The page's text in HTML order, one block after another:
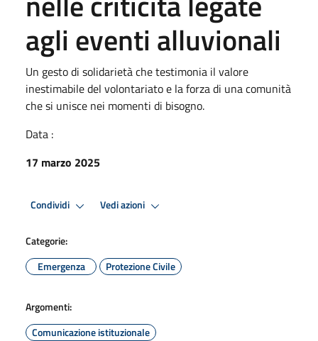
agli eventi alluvionali
Un gesto di solidarietà che testimonia il valore
inestimabile del volontariato e la forza di una comunità
che si unisce nei momenti di bisogno.
Data :
17 marzo 2025
Condividi Vedi azioni
Categorie:
Emergenza
Protezione Civile
Argomenti:
Comunicazione istituzionale